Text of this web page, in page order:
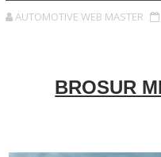
AUTOMOTIVE WEB MASTER
BROSUR